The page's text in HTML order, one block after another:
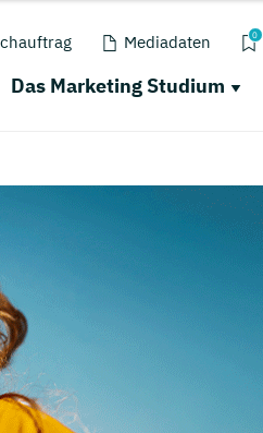
Mediadaten 0
Das Marketing Studium